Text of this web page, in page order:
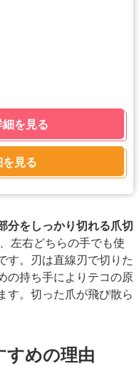
を見る
見る
分をしっかり切れる爪切
左右どちらの手でも使
す。刃は直線刃で切りた
の持ち手によりテコの原
す。切った爪が飛び散ら
めの理由